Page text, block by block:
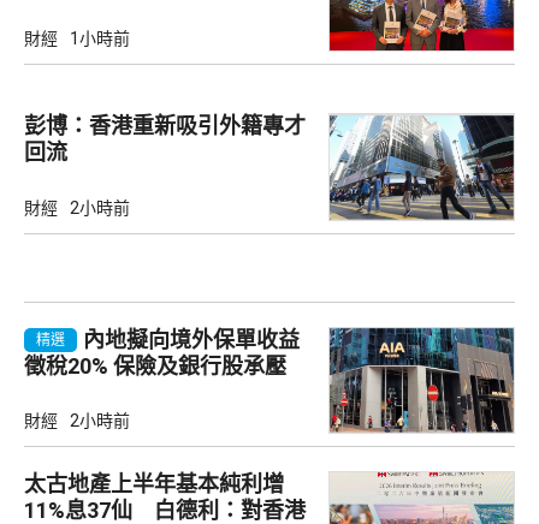
財經 1小時前
彭博：香港重新吸引外籍專才
回流
財經 2小時前
精選
內地擬向境外保單收益
徵稅20% 保險及銀行股承壓
財經 2小時前
太古地產上半年基本純利增
11%息37仙 白德利：對香港